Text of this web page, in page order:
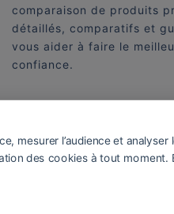
comparaison de produits
détaillés, comparatifs et
vous aider à faire le
confiance.
mesurer l’audience et
des cookies à tout